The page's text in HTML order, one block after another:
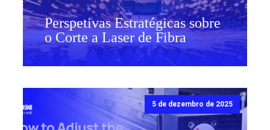
Perspetivas Estratégicas sobre
o Corte a Laser de Fibra
5 de dezembro de 2025